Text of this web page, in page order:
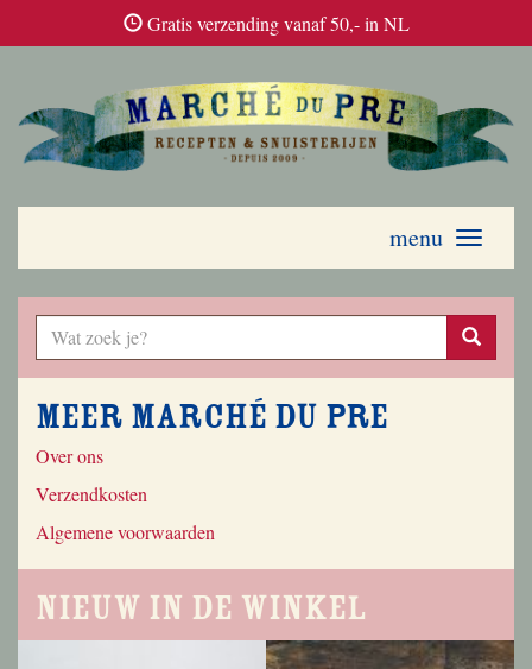
Gratis verzending vanaf 50,- in NL
Toggle
menu
Meer Marché du Pre
Over ons
Verzendkosten
Algemene voorwaarden
Nieuw in de winkel